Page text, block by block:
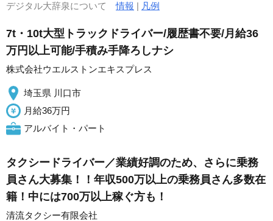
デジタル大辞泉について情報 | 凡例
7t・10t大型トラックドライバー/履歴書不要/月給36
万円以上可能/手積み手降ろしナシ
株式会社ウエルストンエキスプレス
埼玉県 川口市
月給36万円
アルバイト・パート
タクシードライバー／業績好調のため、さらに乗務
員さん大募集！！年収500万以上の乗務員さん多数在
籍！中には700万以上稼ぐ方も！
清流タクシー有限会社